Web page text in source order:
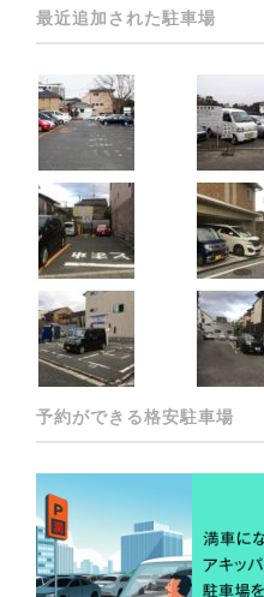
最近追加された駐車場
予約ができる格安駐車場